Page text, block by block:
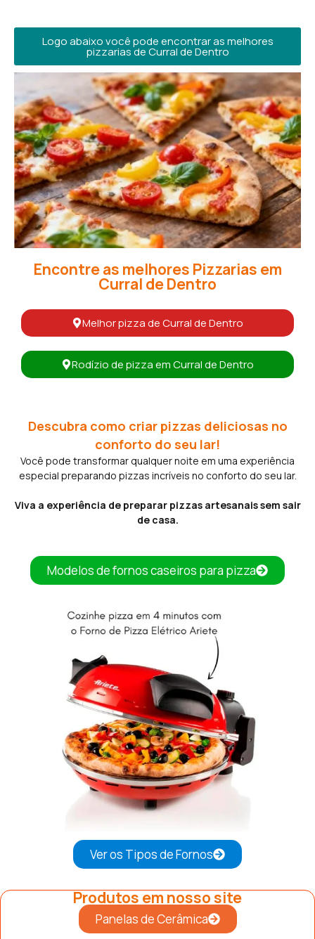
Logo abaixo você pode encontrar as melhores
pizzarias de Curral de Dentro
Encontre as melhores Pizzarias em
Curral de Dentro
Melhor pizza de Curral de Dentro
Rodízio de pizza em Curral de Dentro
Descubra como criar pizzas deliciosas no
conforto do seu lar!
Você pode transformar qualquer noite em uma experiência
especial preparando pizzas incríveis no conforto do seu lar.
Viva a experiência de preparar pizzas artesanais sem sair
de casa.
Modelos de fornos caseiros para pizza
Ver os Tipos de Fornos
Produtos em nosso site
Panelas de Cerâmica